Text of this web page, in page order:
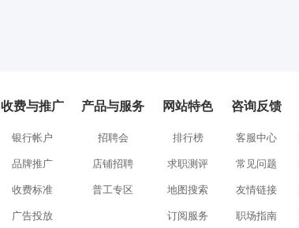
收费与推广
银行帐户
品牌推广
收费标准
广告投放
产品与服务
招聘会
店铺招聘
普工专区
网站特色
排行榜
求职测评
地图搜索
订阅服务
咨询反馈
客服中心
常见问题
友情链接
职场指南